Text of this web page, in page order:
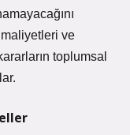
maliyetleri ve
toplumsal